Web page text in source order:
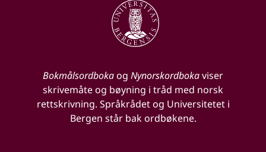
Bokmålsordbokaog Nynorskordbokaviser
skrivemåte og bøyning i tråd med norsk
rettskrivning. Språkrådet og Universitetet i
Bergen står bak ordbøkene.